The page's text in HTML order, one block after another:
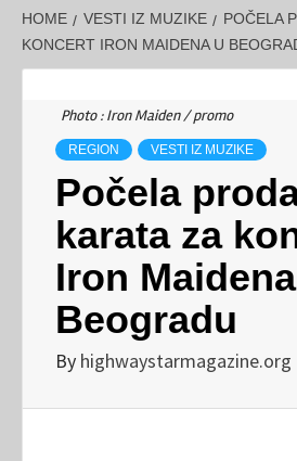
HOME VESTI IZ MUZIKE
POČELA
KONCERT IRON MAIDENA U
Photo : Iron Maiden / promo
REGION VESTI IZ MUZIKE
Počela
karata za
Iron
Beogradu
By highwaystarmagazine.org